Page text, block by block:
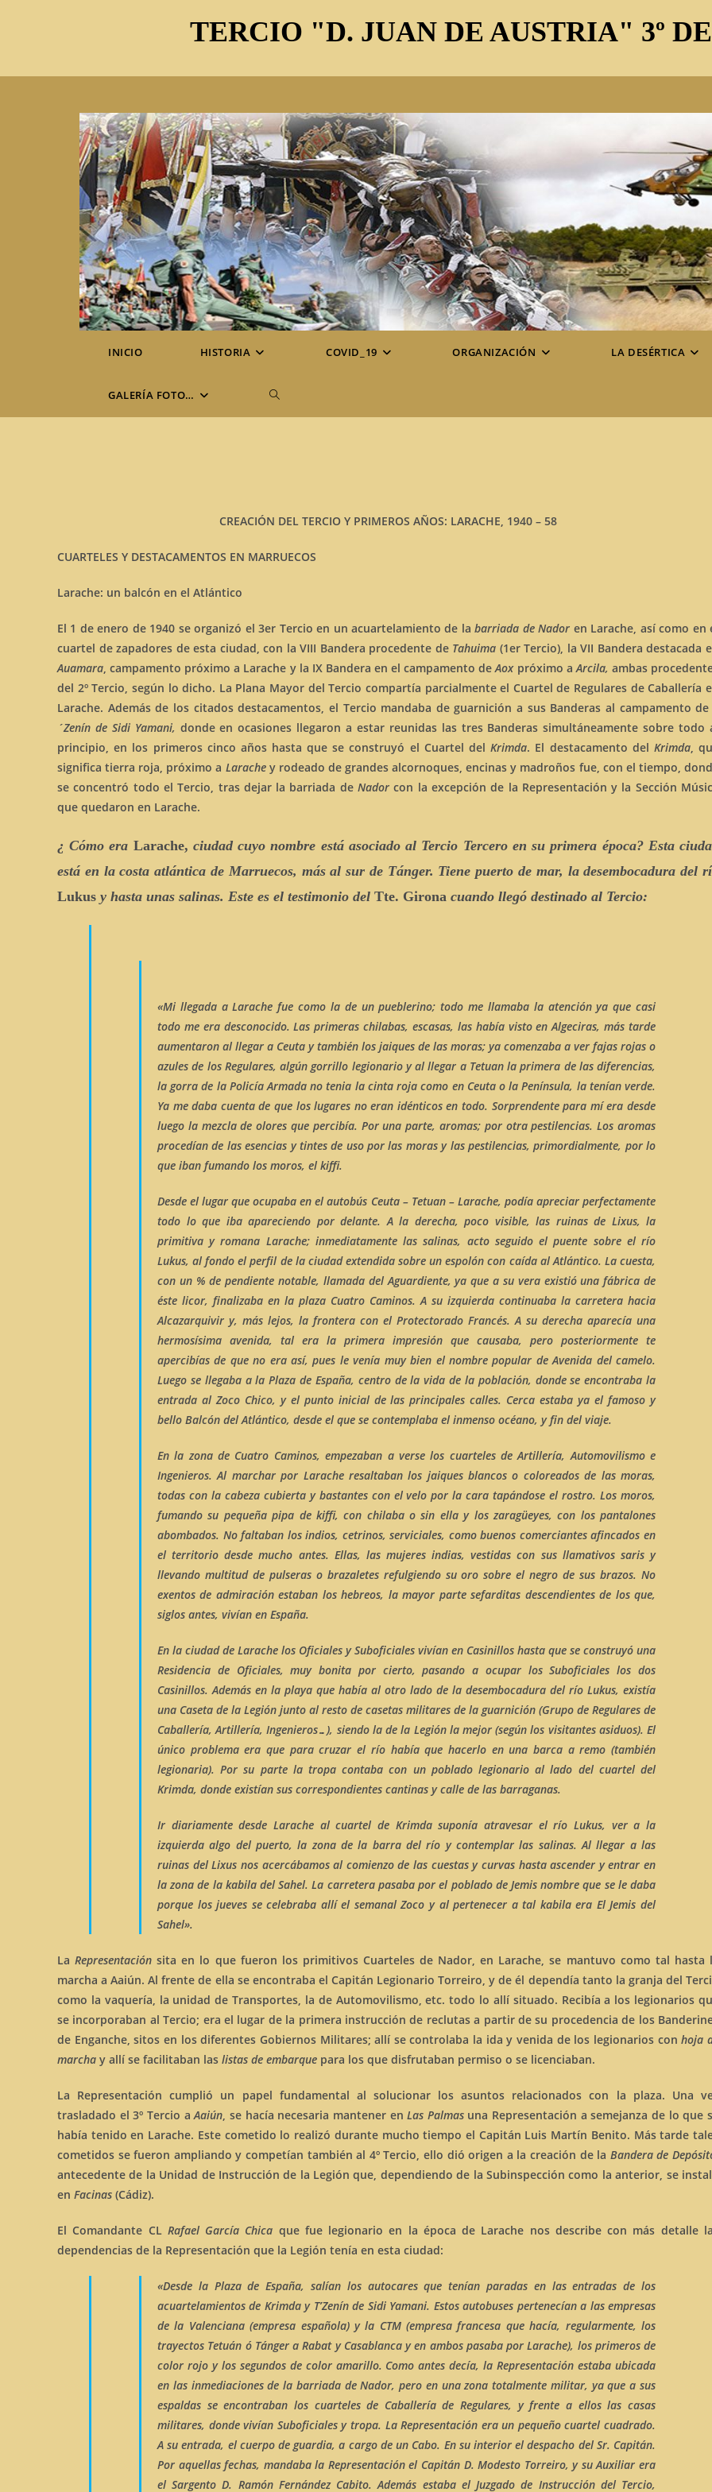
TERCIO "D. JUAN DE AUSTRIA" 3º
INICIO HISTORIA COVID_19 ORGANIZACIÓN LA DESÉRTICA
GALERÍA FOTO… Alternar
la
web
CREACIÓN DEL TERCIO Y PRIMEROS AÑOS: LARACHE, 1940 – 58
CUARTELES Y DESTACAMENTOS EN MARRUECOS
Larache: un balcón en el Atlántico
El 1 de enero de 1940 se organizó el 3er Tercio en un acuartelamiento de labarriada de Nador en Larache, así como en
cuartel de zapadores de esta ciudad, con la VIII Bandera procedente de Tahuima (1er Tercio), la VII Bandera destacada
Auamara, campamento próximo a Larache y la IX Bandera en el campamento deAox próximo aArcila, ambas
del 2º Tercio, según lo dicho. La Plana Mayor del Tercio compartía parcialmente el Cuartel de Regulares de Caballería
Larache. Además de los citados destacamentos, el Tercio mandaba de guarnición a sus Banderas al campamento de
´Zenín de Sidi Yamani, donde en ocasiones llegaron a estar reunidas las tres Banderas simultáneamente sobre todo
principio, en los primeros cinco años hasta que se construyó el Cuartel delKrimda. El destacamento del Krimda,
significa tierra roja, próximo a Larache y rodeado de grandes alcornoques, encinas y madroños fue, con el tiempo,
se concentró todo el Tercio, tras dejar la barriada de Nadorcon la excepción de la Representación y la Sección
que quedaron en Larache.
¿ Cómo era Larache, ciudad cuyo nombre está asociado al Tercio Tercero en su primera época? Esta
está en la costa atlántica de Marruecos, más al sur de Tánger. Tiene puerto de mar, la desembocadura del
Lukus y hasta unas salinas. Este es el testimonio del Tte. Girona cuando llegó destinado al Tercio:
«Mi llegada aLarache fue como la de un pueblerino; todo me llamaba la atención ya que casi
todo me era desconocido. Las primeras chilabas, escasas, las había visto en Algeciras, más tarde
aumentaron al llegar a Ceuta y también los jaiques de las moras; ya comenzaba a ver fajas rojas o
azules de los Regulares, algún gorrillo legionario y al llegar a Tetuan la primera de las diferencias,
la gorra de la Policía Armada no tenia la cinta roja como en Ceuta o la Península, la tenían verde.
Ya me daba cuenta de que los lugares no eran idénticos en todo. Sorprendente para mí era desde
luego la mezcla de olores que percibía. Por una parte, aromas; por otra pestilencias. Los aromas
procedían de las esencias y tintes de uso por las moras y las pestilencias, primordialmente, por lo
que iban fumando los moros, el kiffi.
Desde el lugar que ocupaba en el autobús Ceuta – Tetuan – Larache, podía apreciar perfectamente
todo lo que iba apareciendo por delante. A la derecha, poco visible, las ruinas de Lixus, la
primitiva y romana Larache; inmediatamente lassalinas, acto seguido el puente sobre elrío
Lukus, al fondo el perfil de la ciudad extendida sobre un espolón con caída al Atlántico. La cuesta,
con un % de pendiente notable, llamada delAguardiente, ya que a su vera existió una fábrica de
éste licor, finalizaba en la plaza Cuatro Caminos. A su izquierda continuaba la carretera hacia
Alcazarquivir y, más lejos, la frontera con el Protectorado Francés. A su derecha aparecía una
hermosísima avenida, tal era la primera impresión que causaba, pero posteriormente te
apercibías de que no era así, pues le venía muy bien el nombre popular deAvenida del camelo.
Luego se llegaba a laPlaza de España, centro de la vida de la población, donde se encontraba la
entrada alZoco Chico, y el punto inicial de las principales calles. Cerca estaba ya el famoso y
bello Balcón del Atlántico, desde el que se contemplaba el inmenso océano, y fin del viaje.
En la zona de Cuatro Caminos, empezaban a verse los cuarteles de Artillería, Automovilismo e
Ingenieros. Al marchar por Larache resaltaban los jaiquesblancos o coloreados de las moras,
todas con la cabeza cubierta y bastantes con el velo por la cara tapándose el rostro. Los moros,
fumando su pequeña pipa de kiffi, con chilaba o sin ella y loszaragüeyes, con los pantalones
abombados. No faltaban losindios, cetrinos, serviciales, como buenos comerciantes afincados en
el territorio desde mucho antes. Ellas, las mujeres indias, vestidas con sus llamativos sarisy
llevando multitud de pulseras o brazaletes refulgiendo su oro sobre el negro de sus brazos. No
exentos de admiración estaban loshebreos, la mayor partesefarditas descendientes de los que,
siglos antes, vivían en España.
En la ciudad de Larache los Oficiales y Suboficiales vivían en Casinillos hasta que se construyó una
Residencia de Oficiales, muy bonita por cierto, pasando a ocupar los Suboficiales los dos
Casinillos. Además en la playa que había al otro lado de la desembocadura del río Lukus, existía
una Caseta de la Legión junto al resto de casetas militares de la guarnición (Grupo de Regulares de
Caballería, Artillería, Ingenieros…), siendo la de la Legión la mejor (según los visitantes asiduos). El
único problema era que para cruzar el río había que hacerlo en una barca a remo (también
legionaria). Por su parte la tropa contaba con un poblado legionario al lado del cuartel del
Krimda, donde existían sus correspondientes cantinas y calle de las barraganas.
Ir diariamente desde Larache al cuartel de Krimdasuponía atravesar elrío Lukus, ver a la
izquierda algo del puerto, la zona de la barra del río y contemplar las salinas. Al llegar a las
ruinas delLixus nos acercábamos al comienzo de las cuestas y curvas hasta ascender y entrar en
la zona de la kabila del Sahel. La carretera pasaba por el poblado de Jemisnombre que se le daba
porque los jueves se celebraba allí el semanalZoco y al pertenecer a tal kabila era El Jemis del
Sahel».
LaRepresentación sita en lo que fueron los primitivos Cuarteles de Nador, en Larache, se mantuvo como tal hasta
marcha a Aaiún. Al frente de ella se encontraba el Capitán Legionario Torreiro, y de él dependía tanto la granja del
como la vaquería, la unidad de Transportes, la de Automovilismo, etc. todo lo allí situado. Recibía a los legionarios
se incorporaban al Tercio; era el lugar de la primera instrucción de reclutas a partir de su procedencia de los
de Enganche, sitos en los diferentes Gobiernos Militares; allí se controlaba la ida y venida de los legionarios conhoja
marcha y allí se facilitaban las listas de embarque para los que disfrutaban permiso o se licenciaban.
La Representación cumplió un papel fundamental al solucionar los asuntos relacionados con la plaza. Una
trasladado el 3º Tercio aAaiún, se hacía necesaria mantener enLas Palmasuna Representación a semejanza de lo que
había tenido en Larache. Este cometido lo realizó durante mucho tiempo el Capitán Luis Martín Benito. Más tarde
cometidos se fueron ampliando y competían también al 4º Tercio, ello dió origen a la creación de la Bandera de
antecedente de la Unidad de Instrucción de la Legión que, dependiendo de la Subinspección como la anterior, se
en Facinas (Cádiz).
El Comandante CL Rafael García Chica que fue legionario en la época de Larache nos describe con más detalle
dependencias de la Representación que la Legión tenía en esta ciudad:
«Desde la Plaza de España, salían los autocares que tenían paradas en las entradas de los
acuartelamientos de Krimda y T’Zenín de Sidi Yamani. Estos autobuses pertenecían a las empresas
de la Valenciana (empresa española)y la CTM (empresa francesa que hacía, regularmente, los
trayectos Tetuán ó Tánger a Rabat y Casablanca y en ambos pasaba por Larache), los primeros de
color rojo y los segundos de color amarillo. Como antes decía, laRepresentación estaba ubicada
en las inmediaciones de la barriada de Nador, pero en una zona totalmente militar, ya que a sus
espaldas se encontraban los cuarteles de Caballería de Regulares, y frente a ellos las casas
militares, donde vivían Suboficiales y tropa. La Representación era un pequeño cuartel cuadrado.
A su entrada, el cuerpo de guardia, a cargo de un Cabo. En su interior el despacho del Sr. Capitán.
Por aquellas fechas, mandaba la Representación el Capitán D. Modesto Torreiro, y su Auxiliar era
el Sargento D. Ramón Fernández Cabito. Además estaba elJuzgado de Instruccióndel Tercio,